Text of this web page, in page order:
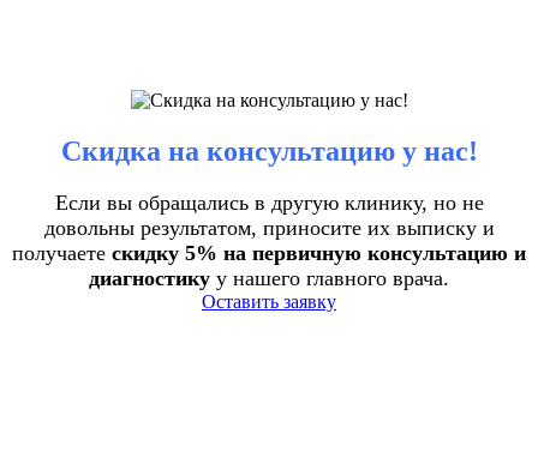
Скидка на консультацию у нас!
Если вы обращались в другую клинику, но не
довольны результатом, приносите их выписку и
получаете скидку 5% на первичную консультацию и
диагностику у нашего главного врача.
Оставить заявку